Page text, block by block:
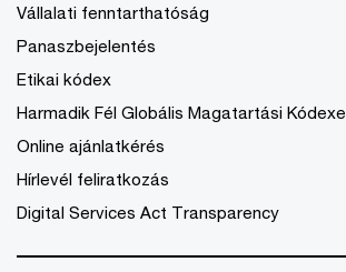
Vállalati fenntarthatóság
Panaszbejelentés
Etikai kódex
Harmadik Fél Globális Magatartási Kódexe
Online ajánlatkérés
Hírlevél feliratkozás
Digital Services Act Transparency